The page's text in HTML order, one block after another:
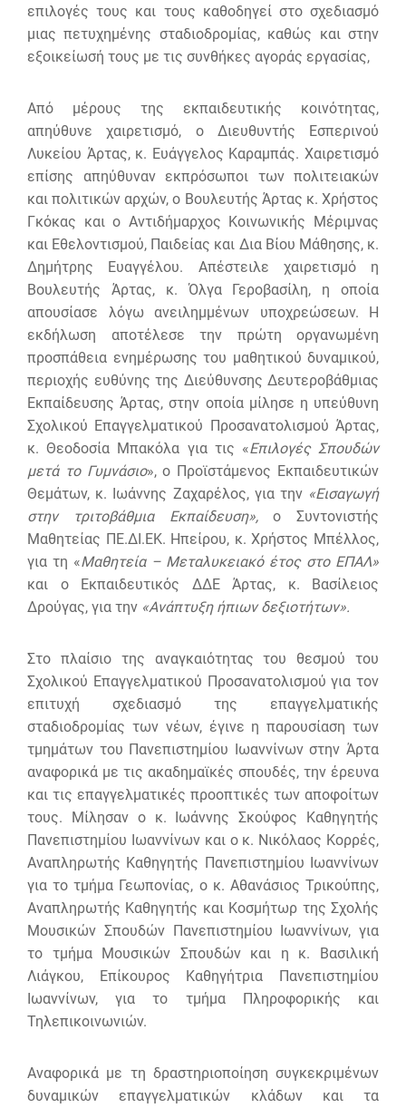
επιλογές τους και τους καθοδηγεί στο σχεδιασμό
μιας πετυχημένης σταδιοδρομίας, καθώς και στην
εξοικείωσή τους με τις συνθήκες αγοράς εργασίας,
Από μέρους της εκπαιδευτικής κοινότητας,
απηύθυνε χαιρετισμό, ο Διευθυντής Εσπερινού
Λυκείου Άρτας, κ. Ευάγγελος Καραμπάς. Χαιρετισμό
επίσης απηύθυναν εκπρόσωποι των πολιτειακών
και πολιτικών αρχών, ο Βουλευτής Άρτας κ. Χρήστος
Γκόκας και ο Αντιδήμαρχος Κοινωνικής Μέριμνας
και Εθελοντισμού, Παιδείας και Δια Βίου Μάθησης, κ.
Δημήτρης Ευαγγέλου. Απέστειλε χαιρετισμό η
Βουλευτής Άρτας, κ. Όλγα Γεροβασίλη, η οποία
απουσίασε λόγω ανειλημμένων υποχρεώσεων. Η
εκδήλωση αποτέλεσε την πρώτη οργανωμένη
προσπάθεια ενημέρωσης του μαθητικού δυναμικού,
περιοχής ευθύνης της Διεύθυνσης Δευτεροβάθμιας
Εκπαίδευσης Άρτας, στην οποία μίλησε η υπεύθυνη
Σχολικού Επαγγελματικού Προσανατολισμού Άρτας,
κ. Θεοδοσία Μπακόλα για τις «Επιλογές Σπουδών
μετά το Γυμνάσιο», ο Προϊστάμενος Εκπαιδευτικών
Θεμάτων, κ. Ιωάννης Ζαχαρέλος, για την «Εισαγωγή
στην τριτοβάθμια Εκπαίδευση»,ο Συντονιστής
Μαθητείας ΠΕ.ΔΙ.ΕΚ. Ηπείρου, κ. Χρήστος Μπέλλος,
για τη «Μαθητεία – Μεταλυκειακό έτος στο ΕΠΑΛ»
και ο Εκπαιδευτικός ΔΔΕ Άρτας, κ. Βασίλειος
Δρούγας, για την «Ανάπτυξη ήπιων δεξιοτήτων».
Στο πλαίσιο της αναγκαιότητας του θεσμού του
Σχολικού Επαγγελματικού Προσανατολισμού για τον
επιτυχή σχεδιασμό της επαγγελματικής
σταδιοδρομίας των νέων, έγινε η παρουσίαση των
τμημάτων του Πανεπιστημίου Ιωαννίνων στην Άρτα
αναφορικά με τις ακαδημαϊκές σπουδές, την έρευνα
και τις επαγγελματικές προοπτικές των αποφοίτων
τους. Μίλησαν ο κ. Ιωάννης Σκούφος Καθηγητής
Πανεπιστημίου Ιωαννίνων και ο κ. Νικόλαος Κορρές,
Αναπληρωτής Καθηγητής Πανεπιστημίου Ιωαννίνων
για το τμήμα Γεωπονίας, ο κ. Αθανάσιος Τρικούπης,
Αναπληρωτής Καθηγητής και Κοσμήτωρ της Σχολής
Μουσικών Σπουδών Πανεπιστημίου Ιωαννίνων, για
το τμήμα Μουσικών Σπουδών και η κ. Βασιλική
Λιάγκου, Επίκουρος Καθηγήτρια Πανεπιστημίου
Ιωαννίνων, για το τμήμα Πληροφορικής και
Τηλεπικοινωνιών.
Αναφορικά με τη δραστηριοποίηση συγκεκριμένων
δυναμικών επαγγελματικών κλάδων και τα